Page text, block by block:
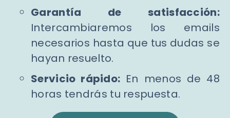
Garantía de satisfacción:
Intercambiaremos los emails
necesarios hasta que tus dudas se
hayan resuelto.
Servicio rápido: En menos de 48
horas tendrás tu respuesta.